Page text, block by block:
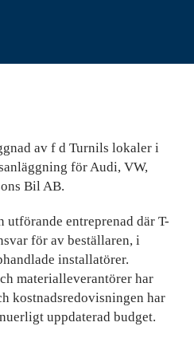
av f d Turnils lokaler i
för Audi, VW,
Bil AB.
utförande entreprenad där T-
för av beställaren, i
installatörer.
materialleverantörer har
kostnadsredovisningen har
uppdaterad budget.